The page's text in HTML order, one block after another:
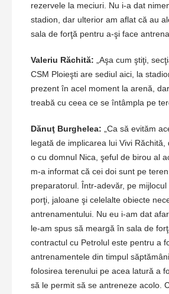
rezervele la meciuri. Nu i-a dat
stadion, dar ulterior am aflat că au
sala de forţă pentru a-şi face
Valeriu Răchită: „Aşa cum ştiţi,
CSM Ploieşti are sediul aici, la
prezent în acel moment la arenă,
treabă cu ceea ce se întâmpla pe
Dănuţ Burghelea: „Ca să evităm
legată de implicarea lui Vivi Răchită,
o cu domnul Nica, şeful de birou al
m-a informat că cei doi sunt pe
preparatorul. Într-adevăr, pe mijlocul
porţi, jaloane şi celelalte obiecte
antrenamentului. Nu eu i-am dat
le-am spus să meargă în sala de
contractul cu Petrolul este pentru a
antrenamentele din timpul
folosirea terenului pe acea latură a
să le permit să se antreneze acolo.